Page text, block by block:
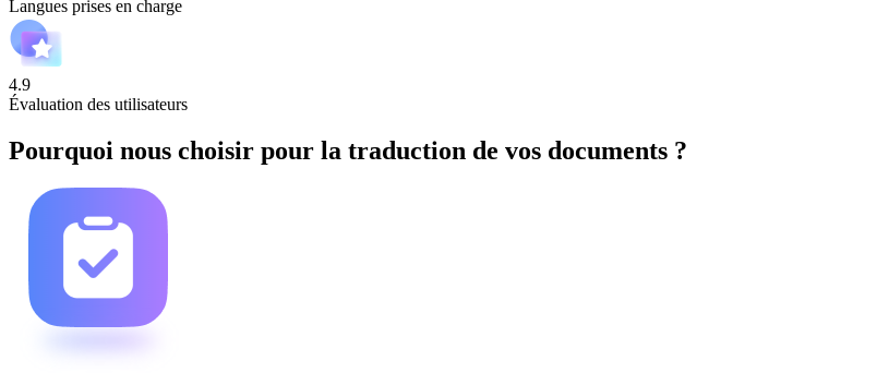
Langues prises en charge
4.9
Évaluation des utilisateurs
Pourquoi nous choisir pour la traduction de vos documents ?